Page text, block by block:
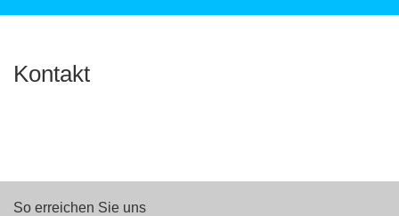
Kontakt
So erreichen Sie uns